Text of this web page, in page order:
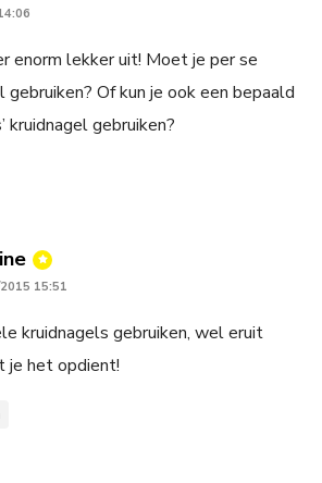
enorm lekker uit! Moet je per se
gebruiken? Of kun je ook een bepaald
kruidnagel gebruiken?
says:
15:51
kruidnagels gebruiken, wel eruit
je het opdient!